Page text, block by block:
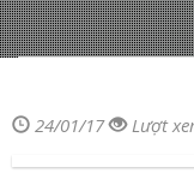
24/01/17 Lượt